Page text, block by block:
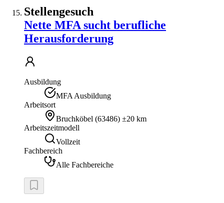
Stellengesuch
Nette MFA sucht berufliche
Herausforderung
Ausbildung
MFA Ausbildung
Arbeitsort
Bruchköbel (63486) ±20 km
Arbeitszeitmodell
Vollzeit
Fachbereich
Alle Fachbereiche